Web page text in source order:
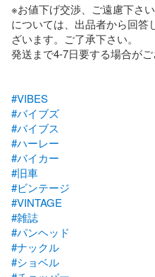
※お値下げ交渉、ご遠慮下さ
については、出品者から回答
ざいます。ご了承下さい。
発送まで4-7日要する場合がご
#VIBES
#バイブズ
#バイブス
#ハーレー
#バイカー
#旧車
#ビンテージ
#VINTAGE
#雑誌
#パンヘッド
#ナックル
#ショベル